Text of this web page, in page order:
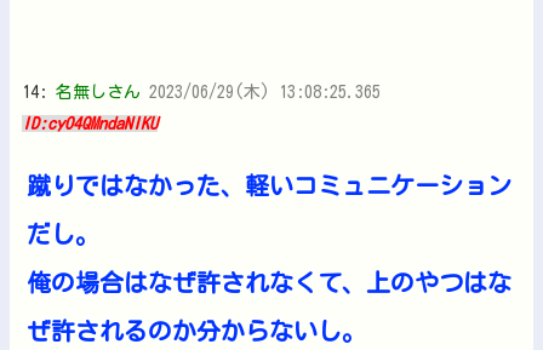
14: 名無しさん 2023/06/29(木) 13:08:25.365
ID:cyO4QMndaNIKU
蹴りではなかった、軽いコミュニケーション
だし。
俺の場合はなぜ許されなくて、上のやつはな
ぜ許されるのか分からないし。